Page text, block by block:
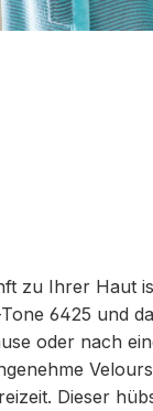
zu Ihrer Haut
6425 und
oder nach
Dieser